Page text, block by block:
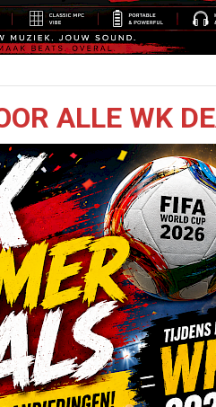
ALLE WK